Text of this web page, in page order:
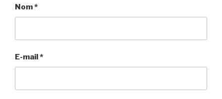
Nom*
E-mail*